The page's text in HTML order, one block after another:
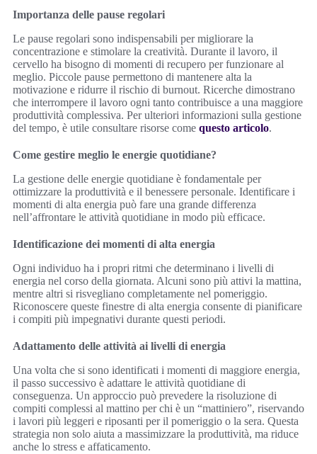
Importanza delle pause regolari
Le pause regolari sono indispensabili per migliorare la
concentrazione e stimolare la creatività. Durante il lavoro, il
cervello ha bisogno di momenti di recupero per funzionare al
meglio. Piccole pause permettono di mantenere alta la
motivazione e ridurre il rischio di burnout. Ricerche dimostrano
che interrompere il lavoro ogni tanto contribuisce a una maggiore
produttività complessiva. Per ulteriori informazioni sulla gestione
del tempo, è utile consultare risorse come questo articolo.
Come gestire meglio le energie quotidiane?
La gestione delle energie quotidiane è fondamentale per
ottimizzare la produttività e il benessere personale. Identificare i
momenti di alta energia può fare una grande differenza
nell’affrontare le attività quotidiane in modo più efficace.
Identificazione dei momenti di alta energia
Ogni individuo ha i propri ritmi che determinano i livelli di
energia nel corso della giornata. Alcuni sono più attivi la mattina,
mentre altri si risvegliano completamente nel pomeriggio.
Riconoscere queste finestre di alta energia consente di pianificare
i compiti più impegnativi durante questi periodi.
Adattamento delle attività ai livelli di energia
Una volta che si sono identificati i momenti di maggiore energia,
il passo successivo è adattare le attività quotidiane di
conseguenza. Un approccio può prevedere la risoluzione di
compiti complessi al mattino per chi è un “mattiniero”, riservando
i lavori più leggeri e riposanti per il pomeriggio o la sera. Questa
strategia non solo aiuta a massimizzare la produttività, ma riduce
anche lo stress e affaticamento.